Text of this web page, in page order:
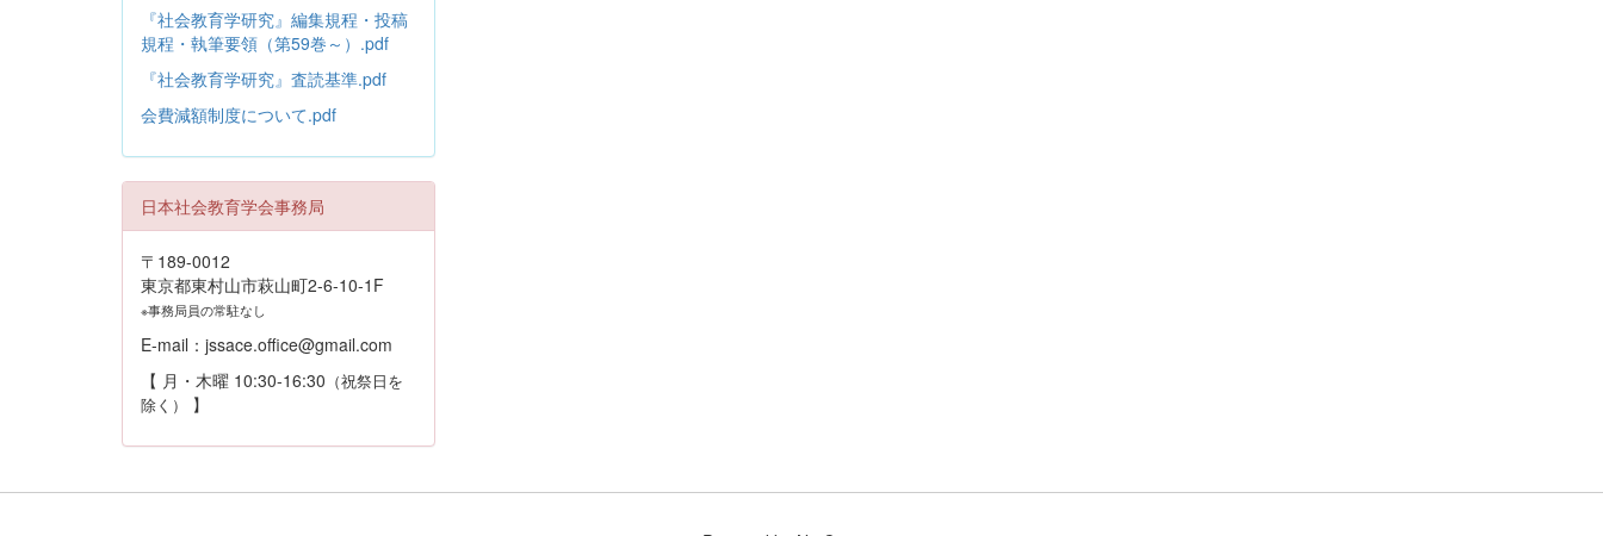
『社会教育学研究』編集規程・投稿
規程・執筆要領（第59巻～）.pdf
『社会教育学研究』査読基準.pdf
会費減額制度について.pdf
日本社会教育学会事務局
〒189-0012
東京都東村山市萩山町2-6-10-1F
※事務局員の常駐なし
E-mail：jssace.office@gmail.com
【 月・木曜 10:30-16:30 （祝祭日を
除く）
】